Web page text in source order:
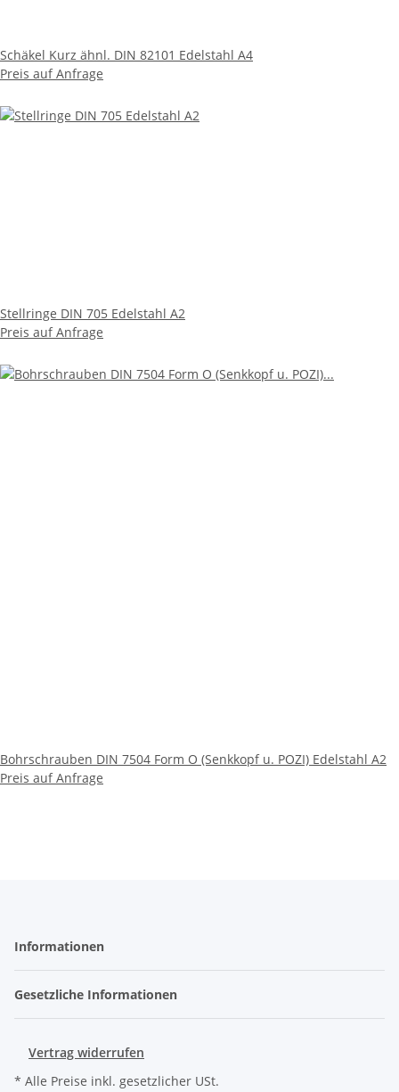
Schäkel Kurz ähnl. DIN 82101 Edelstahl A4
Preis auf Anfrage
Stellringe DIN 705 Edelstahl A2
Preis auf Anfrage
Bohrschrauben DIN 7504 Form O (Senkkopf u. POZI) Edelstahl A2
Preis auf Anfrage
Informationen
Gesetzliche Informationen
Vertrag widerrufen
* Alle Preise inkl. gesetzlicher USt.